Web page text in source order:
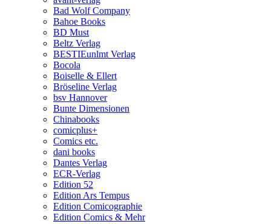
Bad Wolf Company
Bahoe Books
BD Must
Beltz Verlag
BESTIEunlmt Verlag
Bocola
Boiselle & Ellert
Bröseline Verlag
bsv Hannover
Bunte Dimensionen
Chinabooks
comicplus+
Comics etc.
dani books
Dantes Verlag
ECR-Verlag
Edition 52
Edition Ars Tempus
Edition Comicographie
Edition Comics & Mehr